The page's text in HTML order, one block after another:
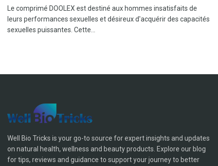
Le comprimé DOOLEX est destiné aux hommes insatisfaits de
leurs performances sexuelles et désireux d'acquérir des capacités
sexuelles puissantes. Cette...
Well Bio Tricks is your go-to source for expert insights and updates
on natural health, wellness and beauty products. Explore our blog
for tips, reviews and guidance to support your journey to better